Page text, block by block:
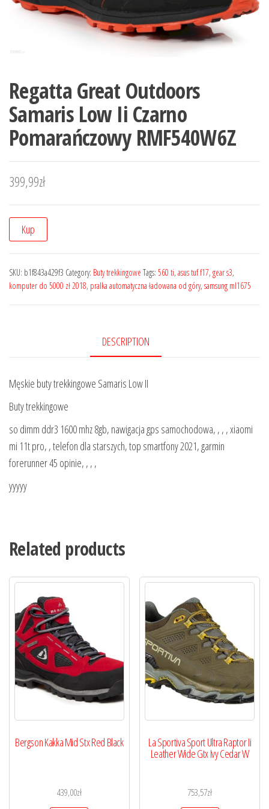
Regatta Great Outdoors
Samaris Low Ii Czarno
Pomarańczowy RMF540W6Z
399,99zł
Kup
SKU: b1f843a429f3 Category: Buty trekkingowe Tags: 560 ti, asus tuf f17, gear s3,
komputer do 5000 zł 2018, pralka automatyczna ładowana od góry, samsung ml1675
DESCRIPTION
Męskie buty trekkingowe Samaris Low II
Buty trekkingowe
so dimm ddr3 1600 mhz 8gb, nawigacja gps samochodowa, , , , xiaomi
mi 11t pro, , telefon dla starszych, top smartfony 2021, garmin
forerunner 45 opinie, , , ,
yyyyy
Related products
Bergson Kakka Mid Stx Red Black
439,00zł
La Sportiva Sport Ultra Raptor Ii
Leather Wide Gtx Ivy Cedar W
753,57zł